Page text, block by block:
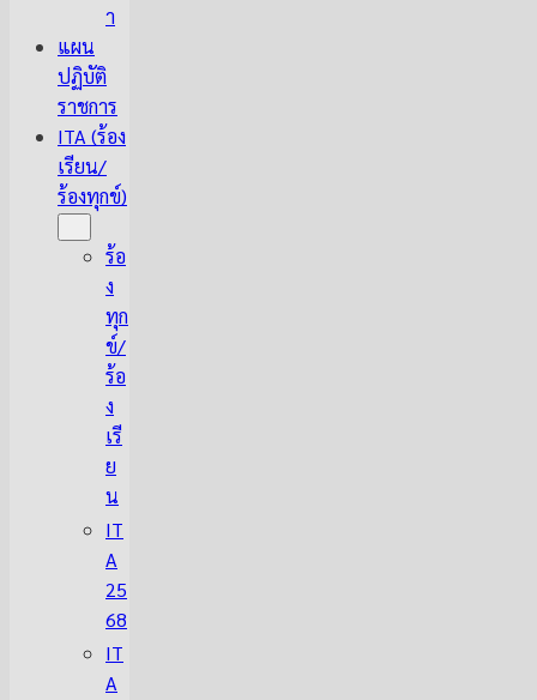
า
แผน
ปฏิบัติ
ราชการ
ITA (ร้อง
เรียน/
ร้องทุกข์)
ร้อ
ง
ทุก
ข์/
ร้อ
ง
เรี
ย
น
IT
A
25
68
IT
A